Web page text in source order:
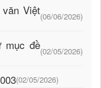
Việt(06/06/2026)
mục đề(02/05/2026)
(02/05/2026)